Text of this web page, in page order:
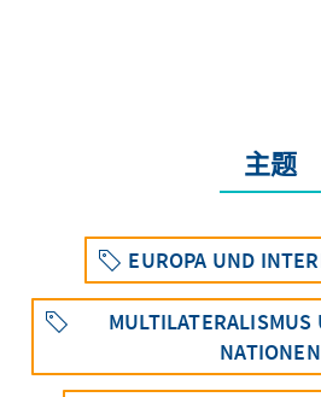
主题
EUROPA UND
MULTILATERALISMUS
NATIONEN